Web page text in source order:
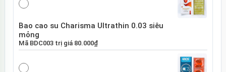
Bao cao su Charisma Ultrathin 0.03 siêu
mỏng
Mã BDC003trị giá 80.000₫